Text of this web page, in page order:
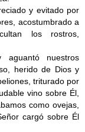
y evitado por
acostumbrado a
los rostros,
aguantó nuestros
herido de Dios y
triturado por
vino sobre Él,
como ovejas,
cargó sobre Él